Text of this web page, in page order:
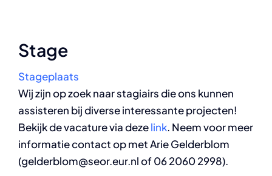
Stage
Stageplaats
Wij zijn op zoek naar stagiairs die ons kunnen
assisteren bij diverse interessante projecten!
Bekijk de vacature via dezelink. Neem voor meer
informatie contact op met Arie Gelderblom
(gelderblom@seor.eur.nl of 06 2060 2998).